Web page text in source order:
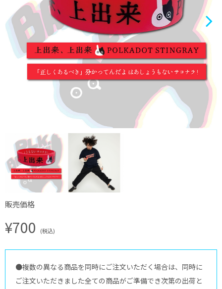
販売価格
¥700 (税込)
●複数の異なる商品を同時にご注文いただく場合は、同時に
ご注文いただきました全ての商品がご準備でき次第の出荷と